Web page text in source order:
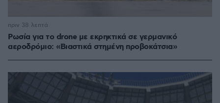
Ρωσία για το drone με εκρηκτικά σε γερμανικό
αεροδρόμιο: «Βιαστικά στημένη προβοκάτσια»
πριν 38 λεπτά